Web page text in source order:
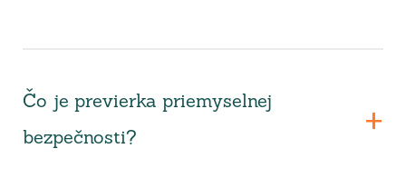
Čo je previerka priemyselnej
bezpečnosti?